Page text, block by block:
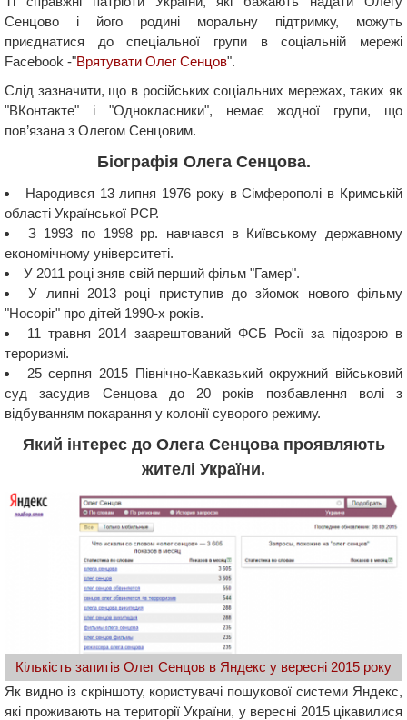
Сенцово і його родині моральну підтримку, можуть
приєднатися до спеціальної групи в соціальній мережі
Facebook -"Врятувати Олег Сенцов".
Слід зазначити, що в російських соціальних мережах, таких як
"ВКонтакте" і "Однокласники", немає жодної групи, що
пов’язана з Олегом Сенцовим.
Біографія Олега Сенцова.
Народився 13 липня 1976 року в Сімферополі в Кримській
області Української РСР.
З 1993 по 1998 рр. навчався в Київському державному
економічному університеті.
У 2011 році зняв свій перший фільм "Гамер".
У липні 2013 році приступив до зйомок нового фільму
"Носоріг" про дітей 1990-х років.
11 травня 2014 заарештований ФСБ Росії за підозрою в
тероризмі.
25 серпня 2015 Північно-Кавказький окружний військовий
суд засудив Сенцова до 20 років позбавлення волі з
відбуванням покарання у колонії суворого режиму.
Який інтерес до Олега Сенцова проявляють
жителі України.
Кількість запитів Олег Сенцов в Яндекс у вересні 2015 року
Як видно із скріншоту, користувачі пошукової системи Яндекс,
які проживають на території України, у вересні 2015 цікавилися